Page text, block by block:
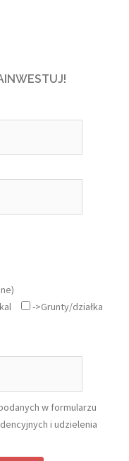
->Grunty/działka
w formularzu
i udzielenia